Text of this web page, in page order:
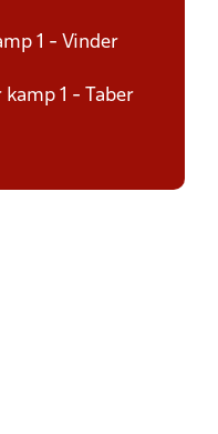
1 - Vinder
1 - Taber